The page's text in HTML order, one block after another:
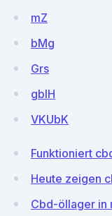
mZ
bMg
Grs
gbIH
VKUbK
Funktioniert
Heute zeigen
Cbd-öllager in